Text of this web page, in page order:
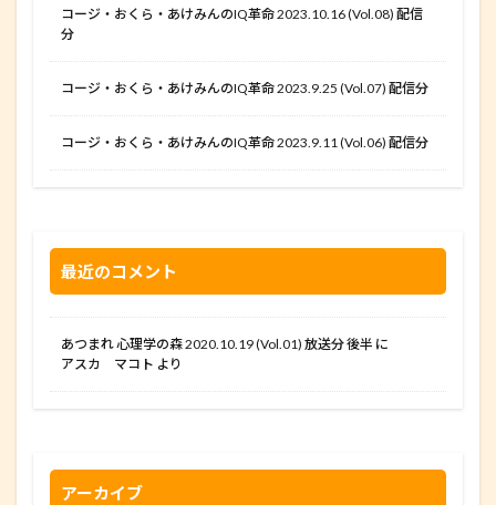
コージ・おくら・あけみんのIQ革命 2023.10.16 (Vol.08) 配信
分
コージ・おくら・あけみんのIQ革命 2023.9.25 (Vol.07) 配信分
コージ・おくら・あけみんのIQ革命 2023.9.11 (Vol.06) 配信分
最近のコメント
あつまれ 心理学の森 2020.10.19 (Vol.01) 放送分 後半 に
アスカ マコト より
アーカイブ